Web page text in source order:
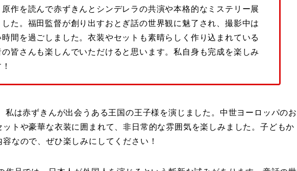
原作を読んで赤ずきんとシンデレラの共演や本格的なミステリー展
した。福田監督が創り出すおとぎ話の世界観に魅了され、撮影中は
間を過ごしました。衣装やセットも素晴らしく作り込まれている
皆さんも楽しんでいただけると思います。私自身も完成を楽しみ
私は赤ずきんが出会うある王国の王子様を演じました。中世ヨーロッパのお
トや豪華な衣装に囲まれて、非日常的な雰囲気を楽しみました。子どもか
なので、ぜひ楽しみにしてください！